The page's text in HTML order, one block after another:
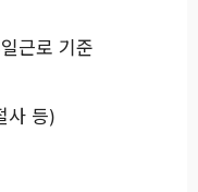
근로 기준
사 등)